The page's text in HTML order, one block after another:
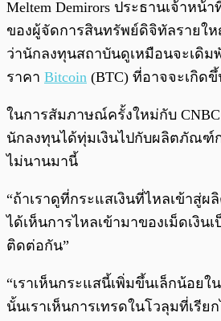
Meltem Demirors ประธานเจ้าหน้
ของผู้จัดการสินทรัพย์ดิจิทัลรายให
ว่านักลงทุนสถาบันดูเหมือนจะเดิม
ราคา Bitcoin (BTC) ที่อาจจะเกิด
ในการสัมภาษณ์ครั้งใหม่กับ CNBC
นักลงทุนได้ทุ่มเงินไปกับผลิตภัณฑ์ก
ไม่นานมานี้
“ถ้าเราดูที่กระแสเงินที่ไหลเข้าสู่ผ
ได้เห็นการไหลเข้ามาของเม็ดเงิน
ติดต่อกัน”
“เราเห็นกระแสนี้เพิ่มขึ้นเล็กน้อยใ
นั้นเราเห็นการเทรดในโวลุมที่เรีย